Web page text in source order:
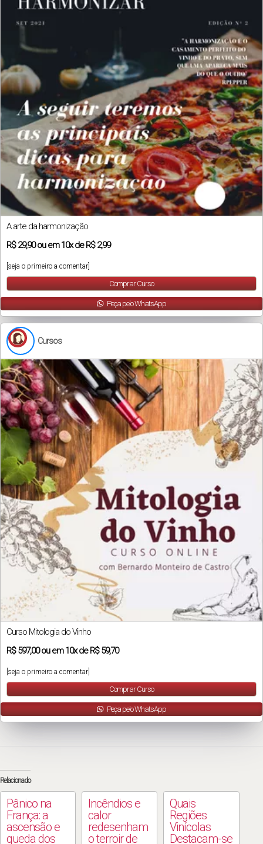
A arte da harmonização
R$29,90ou em10xde R$ 2,99
[seja o primeiro a comentar]
Comprar Curso
Peça pelo WhatsApp
Cursos
Curso Mitologia do Vinho
R$597,00ou em10xde R$ 59,70
[seja o primeiro a comentar]
Comprar Curso
Peça pelo WhatsApp
Relacionado
Pânico na
França: a
ascensão e
queda dos
Incêndios e
calor
redesenham
o terroir de
Quais
Regiões
Vinícolas
Destacam-se